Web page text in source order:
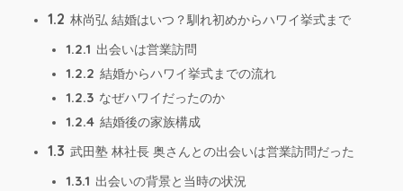
1.2 林尚弘 結婚はいつ？馴れ初めからハワイ挙式まで
1.2.1 出会いは営業訪問
1.2.2 結婚からハワイ挙式までの流れ
1.2.3 なぜハワイだったのか
1.2.4 結婚後の家族構成
1.3 武田塾 林社長 奥さんとの出会いは営業訪問だった
1.3.1 出会いの背景と当時の状況